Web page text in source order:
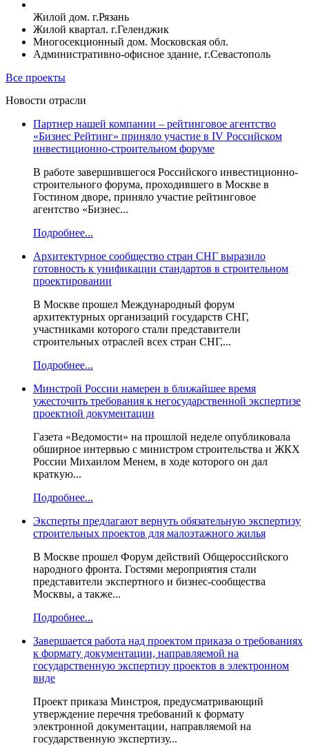
Жилой дом. г.Рязань
Жилой квартал. г.Геленджик
Многосекционный дом. Московская обл.
Административно-офисное здание, г.Севастополь
Все проекты
Новости отрасли
Партнер нашей компании – рейтинговое агентство
«Бизнес Рейтинг» приняло участие в IV Российском
инвестиционно-строительном форуме
В работе завершившегося Российского инвестиционно-
строительного форума, проходившего в Москве в
Гостином дворе, приняло участие рейтинговое
агентство «Бизнес...
Подробнее...
Архитектурное сообщество стран СНГ выразило
готовность к унификации стандартов в строительном
проектировании
В Москве прошел Международный форум
архитектурных организаций государств СНГ,
участниками которого стали представители
строительных отраслей всех стран СНГ,...
Подробнее...
Минстрой России намерен в ближайшее время
ужесточить требования к негосударственной экспертизе
проектной документации
Газета «Ведомости» на прошлой неделе опубликовала
обширное интервью с министром строительства и ЖКХ
России Михаилом Менем, в ходе которого он дал
краткую...
Подробнее...
Эксперты предлагают вернуть обязательную экспертизу
строительных проектов для малоэтажного жилья
В Москве прошел Форум действий Общероссийского
народного фронта. Гостями мероприятия стали
представители экспертного и бизнес-сообщества
Москвы, а также...
Подробнее...
Завершается работа над проектом приказа о требованиях
к формату документации, направляемой на
государственную экспертизу проектов в электронном
виде
Проект приказа Минстроя, предусматривающий
утверждение перечня требований к формату
электронной документации, направляемой на
государственную экспертизу...